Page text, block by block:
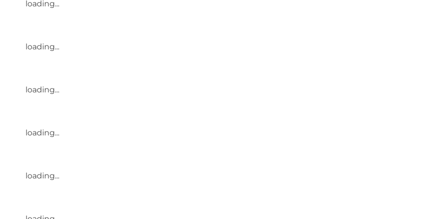
loading...
loading...
loading...
loading...
loading...